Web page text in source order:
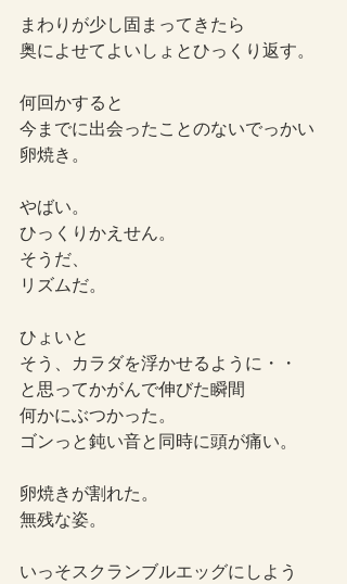
まわりが少し固まってきたら
奥によせてよいしょとひっくり返す。
何回かすると
今までに出会ったことのないでっかい
卵焼き。
やばい。
ひっくりかえせん。
そうだ、
リズムだ。
ひょいと
そう、カラダを浮かせるように・・
と思ってかがんで伸びた瞬間
何かにぶつかった。
ゴンっと鈍い音と同時に頭が痛い。
卵焼きが割れた。
無残な姿。
いっそスクランブルエッグにしよう